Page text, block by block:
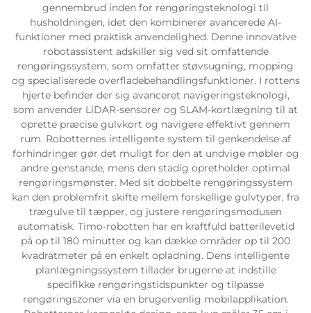
Anvendelse
Sag
Nyheder
Servicesupport
Kontakt os
gennembrud inden for rengøringsteknologi til
husholdningen, idet den kombinerer avancerede AI-
funktioner med praktisk anvendelighed. Denne innovative
robotassistent adskiller sig ved sit omfattende
rengøringssystem, som omfatter støvsugning, mopping
og specialiserede overfladebehandlingsfunktioner. I rottens
hjerte befinder der sig avanceret navigeringsteknologi,
som anvender LiDAR-sensorer og SLAM-kortlægning til at
oprette præcise gulvkort og navigere effektivt gennem
rum. Robotternes intelligente system til genkendelse af
forhindringer gør det muligt for den at undvige møbler og
andre genstande, mens den stadig opretholder optimal
rengøringsmønster. Med sit dobbelte rengøringssystem
kan den problemfrit skifte mellem forskellige gulvtyper, fra
trægulve til tæpper, og justere rengøringsmodusen
automatisk. Timo-robotten har en kraftfuld batterilevetid
på op til 180 minutter og kan dække områder op til 200
kvadratmeter på en enkelt opladning. Dens intelligente
planlægningssystem tillader brugerne at indstille
specifikke rengøringstidspunkter og tilpasse
rengøringszoner via en brugervenlig mobilapplikation.